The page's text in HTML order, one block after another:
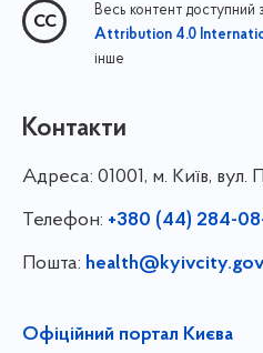
Весь контент доступний
Attribution 4.0
інше
Контакти
Адреса: 01001, м. Київ, вул.
Телефон: +380 (44) 284-
Пошта:
Офіційний портал Києва